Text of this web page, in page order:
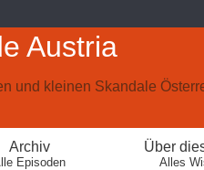
Austria
und kleinen Skandale
Archiv
Episoden
Über
Alles